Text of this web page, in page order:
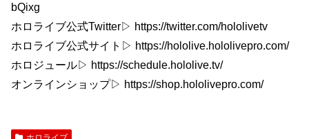
bQixg
ホロライブ公式Twitter▷ https://twitter.com/hololivetv
ホロライブ公式サイト▷ https://hololive.hololivepro.com/
ホロジュール▷ https://schedule.hololive.tv/
オンラインショップ▷ https://shop.hololivepro.com/